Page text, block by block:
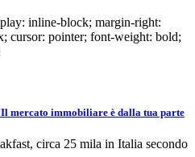
inline-block; margin-right:
cursor: pointer; font-weight: bold;
mercato immobiliare è dalla tua parte
circa 25 mila in Italia secondo